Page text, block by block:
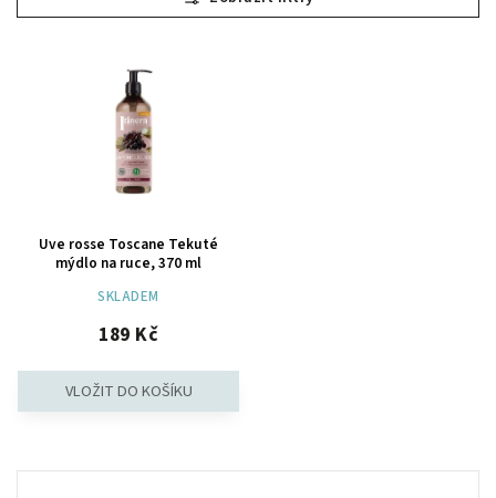
Nejdražší
Nejprodávanější
Abecedně
Uve rosse Toscane Tekuté
mýdlo na ruce, 370 ml
SKLADEM
189 Kč